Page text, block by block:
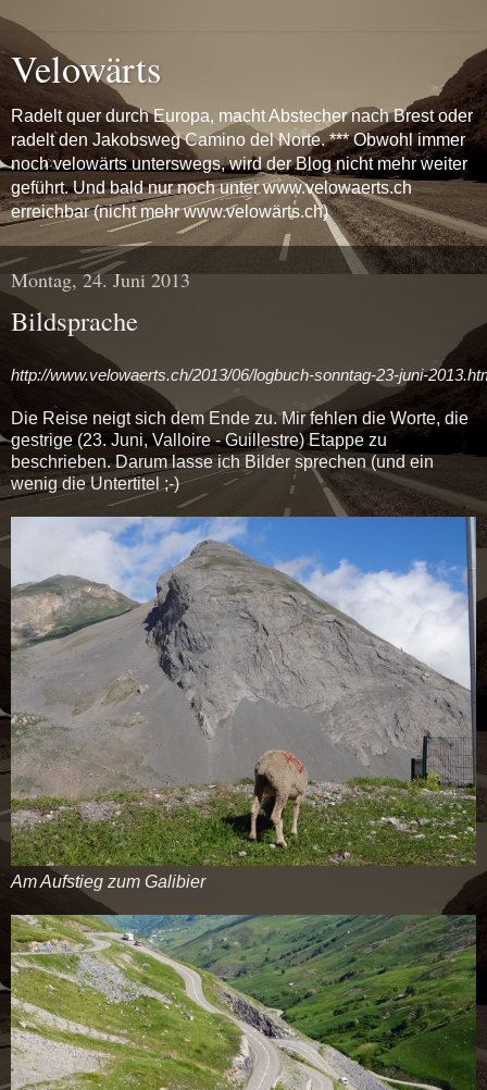
Velowärts
Radelt quer durch Europa, macht Abstecher nach Brest oder
radelt den Jakobsweg Camino del Norte. *** Obwohl immer
noch velowärts unterswegs, wird der Blog nicht mehr weiter
geführt. Und bald nur noch unter www.velowaerts.ch
erreichbar (nicht mehr www.velowärts.ch)
Montag, 24. Juni 2013
Bildsprache
http://www.velowaerts.ch/2013/06/logbuch-sonntag-23-juni-
Die Reise neigt sich dem Ende zu. Mir fehlen die Worte, die
gestrige (23. Juni, Valloire - Guillestre) Etappe zu
beschrieben. Darum lasse ich Bilder sprechen (und ein
wenig die Untertitel ;-)
Am Aufstieg zum Galibier